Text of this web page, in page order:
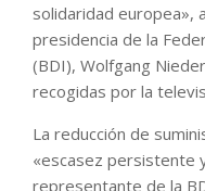
solidaridad europea»,
presidencia de la
(BDI), Wolfgang
recogidas por la
La reducción de
«escasez persistente
representante de la